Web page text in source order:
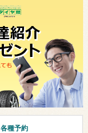
種予約